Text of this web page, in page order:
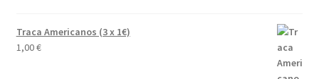
Traca Americanos (3 x 1€)
1,00€